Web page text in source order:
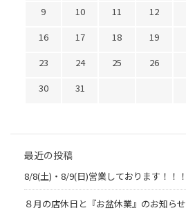
9 10 11 12
16
17 18 19
23
24 25 26
30
31
最近の投稿
8/8(土)・8/9(日)営業しております！！！
８月の店休日と『お盆休業』のお知らせ